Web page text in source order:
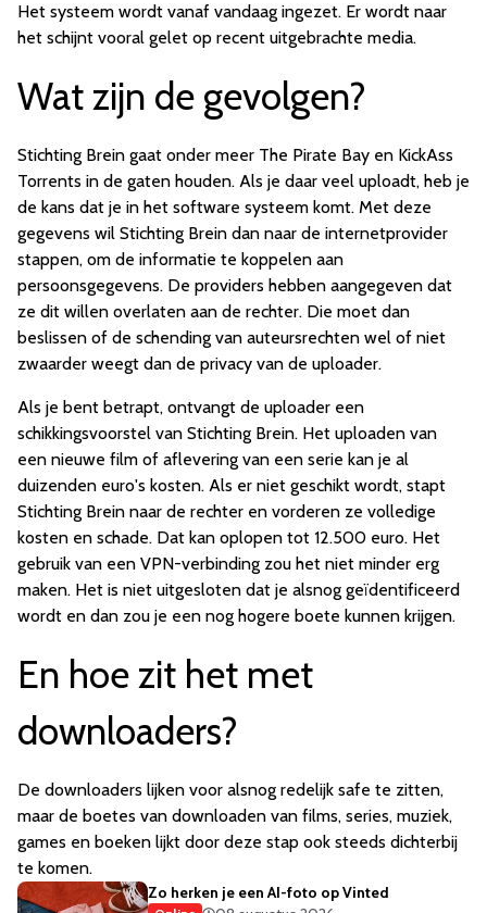
Het systeem wordt vanaf vandaag ingezet. Er wordt naar
het schijnt vooral gelet op recent uitgebrachte media.
Wat zijn de gevolgen?
Stichting Brein gaat onder meer The Pirate Bay en KickAss
Torrents in de gaten houden. Als je daar veel uploadt, heb je
de kans dat je in het software systeem komt. Met deze
gegevens wil Stichting Brein dan naar de internetprovider
stappen, om de informatie te koppelen aan
persoonsgegevens. De providers hebben aangegeven dat
ze dit willen overlaten aan de rechter. Die moet dan
beslissen of de schending van auteursrechten wel of niet
zwaarder weegt dan de privacy van de uploader.
Als je bent betrapt, ontvangt de uploader een
schikkingsvoorstel van Stichting Brein. Het uploaden van
een nieuwe film of aflevering van een serie kan je al
duizenden euro's kosten. Als er niet geschikt wordt, stapt
Stichting Brein naar de rechter en vorderen ze volledige
kosten en schade. Dat kan oplopen tot 12.500 euro. Het
gebruik van een VPN-verbinding zou het niet minder erg
maken. Het is niet uitgesloten dat je alsnog geïdentificeerd
wordt en dan zou je een nog hogere boete kunnen krijgen.
En hoe zit het met
downloaders?
De downloaders lijken voor alsnog redelijk safe te zitten,
maar de boetes van downloaden van films, series, muziek,
games en boeken lijkt door deze stap ook steeds dichterbij
te komen.
Zo herken je een AI-foto op Vinted